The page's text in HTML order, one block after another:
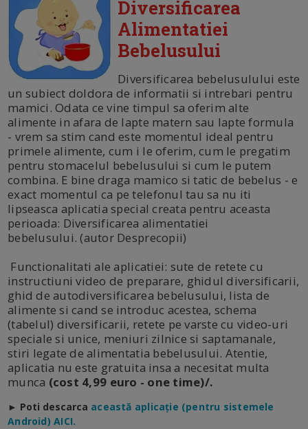
Diversificarea
Alimentatiei
Bebelusului
Diversificarea bebelusulului este
un subiect doldora de informatii si intrebari pentru
mamici. Odata ce vine timpul sa oferim alte
alimente in afara de lapte matern sau lapte formula
- vrem sa stim cand este momentul ideal pentru
primele alimente, cum i le oferim, cum le pregatim
pentru stomacelul bebelusului si cum le putem
combina. E bine draga mamico si tatic de bebelus - e
exact momentul ca pe telefonul tau sa nu iti
lipseasca aplicatia special creata pentru aceasta
perioada: Diversificarea alimentatiei
bebelusului. (autor Desprecopii)
Functionalitati ale aplicatiei: sute de retete cu
instructiuni video de preparare, ghidul diversificarii,
ghid de autodiversificarea bebelusului, lista de
alimente si cand se introduc acestea, schema
(tabelul) diversificarii, retete pe varste cu video-uri
speciale si unice, meniuri zilnice si saptamanale,
stiri legate de alimentatia bebelusului. Atentie,
aplicatia nu este gratuita insa a necesitat multa
munca (cost 4,99 euro - one time)/.
► Poti descarca această aplicație (pentru sistemele
Android) AICI.